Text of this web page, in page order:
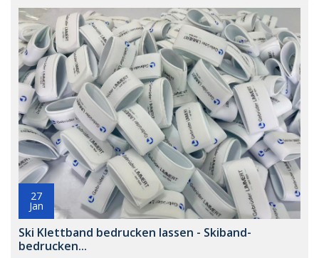
27
Jan
Ski Klettband bedrucken lassen - Skiband-
bedrucken...